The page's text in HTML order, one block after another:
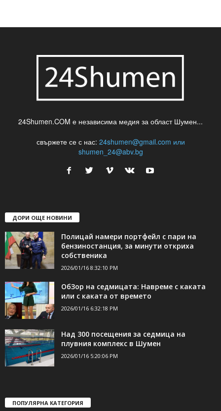
24Shumen.COM е независима медия за област Шумен...
свържете се с нас: 24shumen@gmail.com или
shumen_24@abv.bg
ДОРИ ОЩЕ НОВИНИ
Полицай намери портфейл с пари на
бензиностанция, за минути откриха
собственика
2026/01/16 8:32:10 PM
ОбЗор на седмицата: Навреме с каката
или с каката от времето
2026/01/16 6:32:18 PM
Над 300 посещения за седмица на
плувния комплекс в Шумен
2026/01/16 5:20:06 PM
ПОПУЛЯРНА КАТЕГОРИЯ